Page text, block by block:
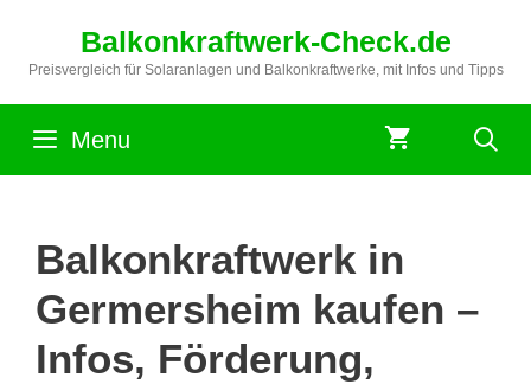
springen
Balkonkraftwerk-Check.de
Preisvergleich für Solaranlagen und Balkonkraftwerke, mit Infos und Tipps
Menu
Balkonkraftwerk in
Germersheim kaufen –
Infos, Förderung,